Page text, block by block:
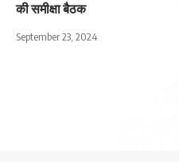
की समीक्षा बैठक
September 23, 2024